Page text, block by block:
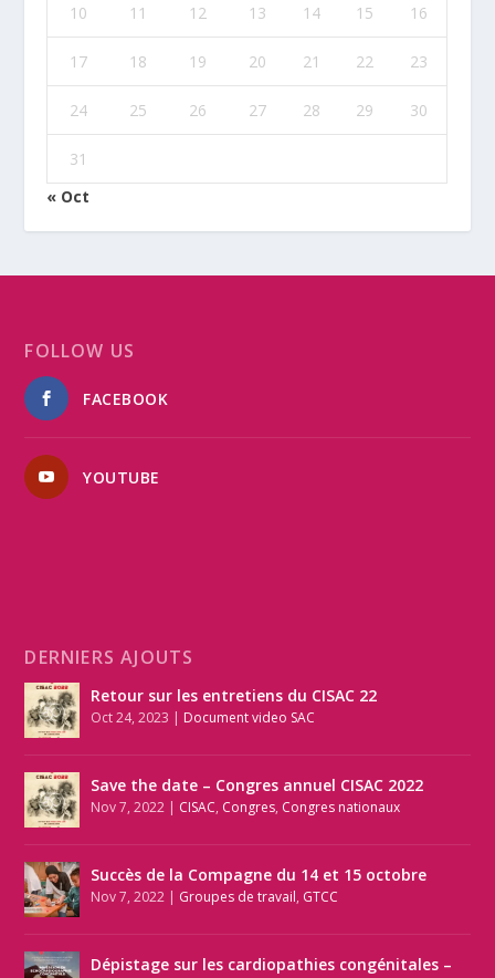
10 11 12 13 14 15 16
17 18 19 20 21 22 23
24 25 26 27 28 29 30
31
« Oct
FOLLOW US
FACEBOOK
YOUTUBE
DERNIERS AJOUTS
Retour sur les entretiens du CISAC 22
Oct 24, 2023 | Document video SAC
Save the date – Congres annuel CISAC 2022
Nov 7, 2022 | CISAC, Congres, Congres nationaux
Succès de la Compagne du 14 et 15 octobre
Nov 7, 2022 | Groupes de travail, GTCC
Dépistage sur les cardiopathies congénitales –